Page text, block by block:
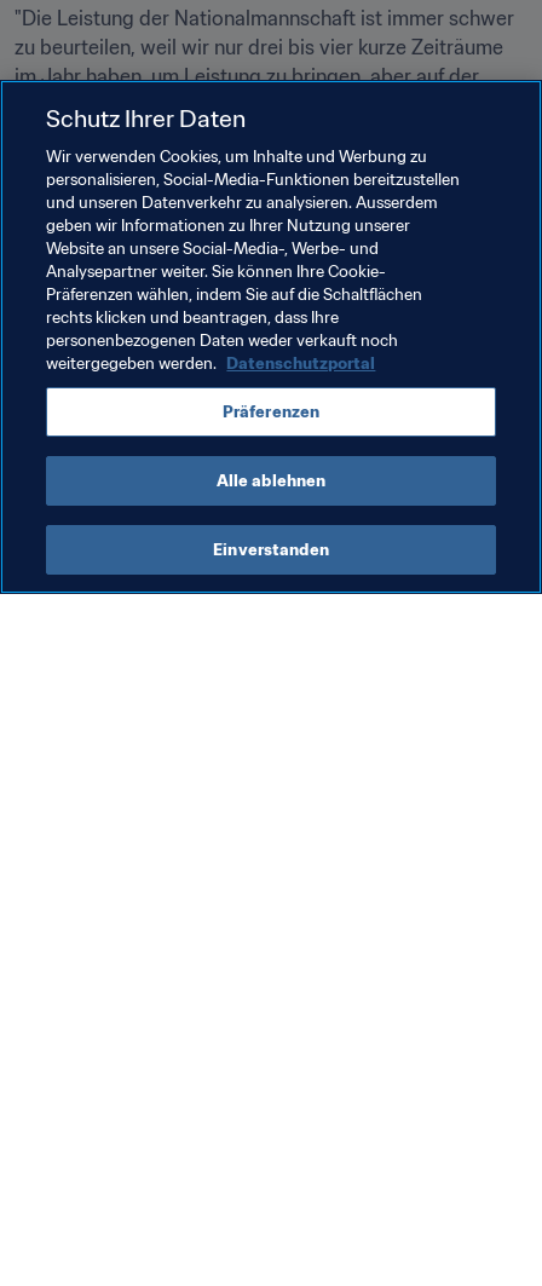
"Die Leistung der Nationalmannschaft ist immer schwer
zu beurteilen, weil wir nur drei bis vier kurze Zeiträume
im Jahr haben, um Leistung zu bringen, aber auf der
anderen Seite ist es einfach: Wenn man sich für die EURO
oder die WM qualifiziert, bedeutet das, dass man
erfolgreich ist. Ich denke, wir haben eine junge
Mannschaft mit Spielern, die ständig in ihren Vereinen
spielen. Ich glaube, dass wir uns in der Zukunft noch sehr
Verwandte Themen
FIFA Fussball-Weltmeisterschaft Katar 2022™
Hungary UEFA
Schutz Ihrer Daten
Wir verwenden Cookies, um Inhalte und Werbung zu
personalisieren, Social-Media-Funktionen bereitzustellen
und unseren Datenverkehr zu analysieren. Ausserdem
geben wir Informationen zu Ihrer Nutzung unserer
Website an unsere Social-Media-, Werbe- und
Analysepartner weiter. Sie können Ihre Cookie-
Präferenzen wählen, indem Sie auf die Schaltflächen
rechts klicken und beantragen, dass Ihre
personenbezogenen Daten weder verkauft noch
weitergegeben werden. Datenschutzportal
Präferenzen
Alle ablehnen
Einverstanden